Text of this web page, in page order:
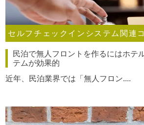
セルフチェックインシステム関連
民泊で無人フロントを作るにはホテ
テムが効果的
近年、民泊業界では「無人フロン....